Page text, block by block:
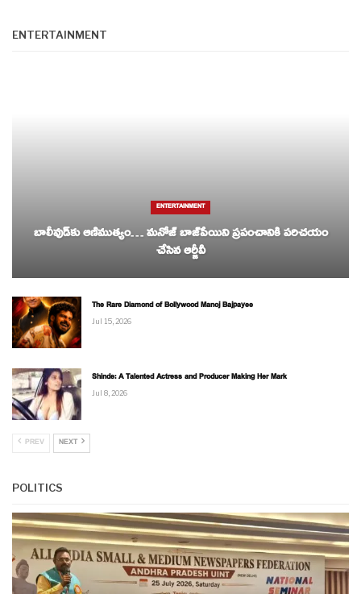
ENTERTAINMENT
ENTERTAINMENT
బాలీవుడ్‌కు ఆణిముత్యం… మనోజ్ బాజ్‌పేయిని ప్రపంచానికి పరిచయం
చేసిన ఆర్జీవీ
The Rare Diamond of Bollywood Manoj Bajpayee
Jul 15, 2026
Shinde: A Talented Actress and Producer Making Her Mark
Jul 8, 2026
PREV NEXT
POLITICS